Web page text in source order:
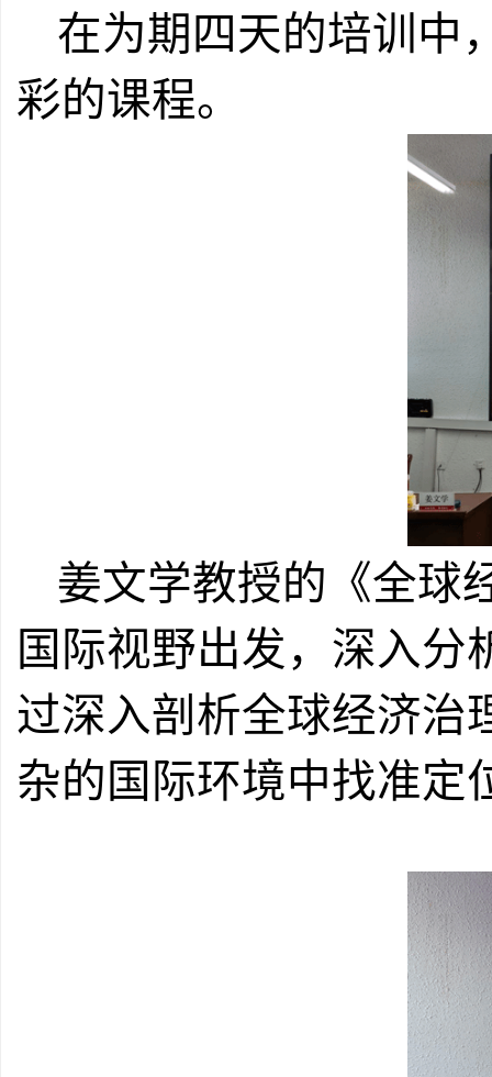
在为期四天的培训中
彩的课程。
姜文学教授的《全球
国际视野出发，深入分
过深入剖析全球经济治
杂的国际环境中找准定